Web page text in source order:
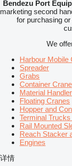
Bendezu Port
marketing second
for purchasing
We
Harbour Mobile
Spreader
Grabs
Container
Material Handler
Floating Cranes
Hopper and
Terminal
Rail Mounted
Reach Stacker
Engines
详情